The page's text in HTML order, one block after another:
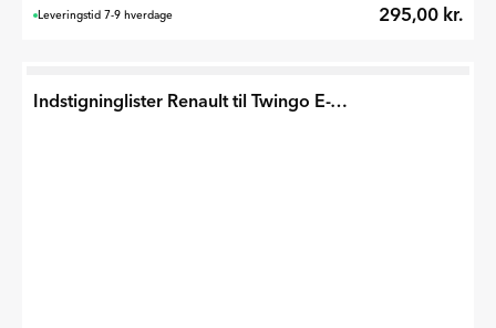
Leveringstid 7-9 hverdage 295,00 kr.
Indstigninglister Renault til Twingo E-Tech 2026